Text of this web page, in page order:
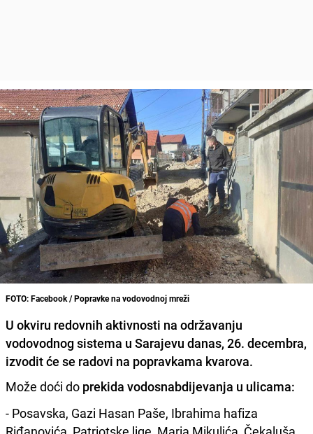
FOTO: Facebook / Popravke na vodovodnoj mreži
U okviru redovnih aktivnosti na održavanju
vodovodnog sistema u Sarajevu danas, 26. decembra,
izvodit će se radovi na popravkama kvarova.
Može doći do prekida vodosnabdijevanja u ulicama:
- Posavska, Gazi Hasan Paše, Ibrahima hafiza